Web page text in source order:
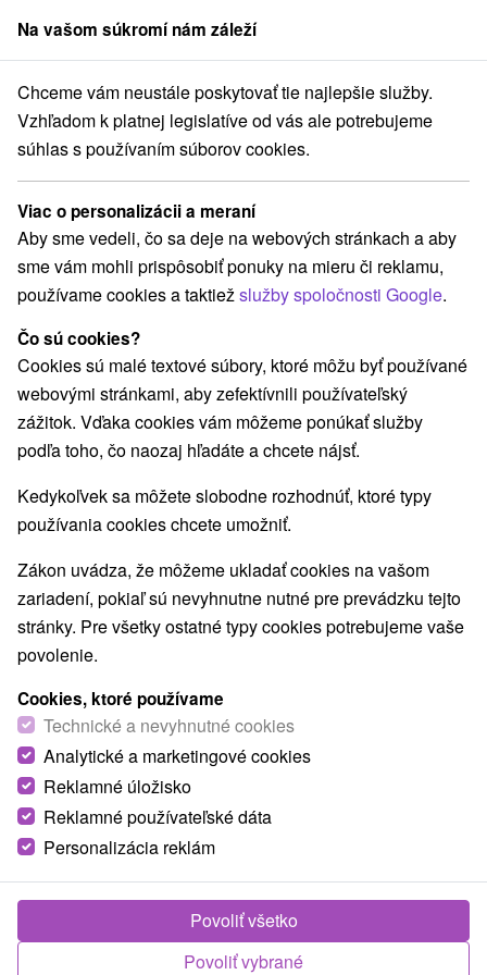
člen skupinySorger
Rezervácia pobytu
Rezervácia pobytu
Rezervačný formulár bol odoslaný.
Ďakujeme za Váš záujem.
Budeme Vás čo najskôr kontaktovať.
Výhody u nás
Denne aktualizovaná ponuka
mieste
VIAC INFO
Garantujeme najnižšie ceny
VIAC INFO
Minimálne storno poplatky
Platba až na mieste pobytu
VIAC INFO
Vaša spokojnosť je pre nás prvoradá
Na vašom súkromí nám záleží
Chceme vám neustále poskytovať tie najlepšie služby.
Vzhľadom k platnej legislatíve od vás ale potrebujeme
súhlas s používaním súborov cookies.
Viac o personalizácii a meraní
Aby sme vedeli, čo sa deje na webových stránkach a aby
sme vám mohli prispôsobiť ponuky na mieru či reklamu,
používame cookies a taktiežslužby spoločnosti Google.
Čo sú cookies?
Cookies sú malé textové súbory, ktoré môžu byť používané
webovými stránkami, aby zefektívnili používateľský
zážitok. Vďaka cookies vám môžeme ponúkať služby
podľa toho, čo naozaj hľadáte a chcete nájsť.
Kedykoľvek sa môžete slobodne rozhodnúť, ktoré typy
používania cookies chcete umožniť.
Zákon uvádza, že môžeme ukladať cookies na vašom
zariadení, pokiaľ sú nevyhnutne nutné pre prevádzku tejto
stránky. Pre všetky ostatné typy cookies potrebujeme vaše
povolenie.
Cookies, ktoré používame
Technické a nevyhnutné cookies
Analytické a marketingové cookies
Reklamné úložisko
Reklamné používateľské dáta
Personalizácia reklám
Povoliť vybrané
Povoliť všetko